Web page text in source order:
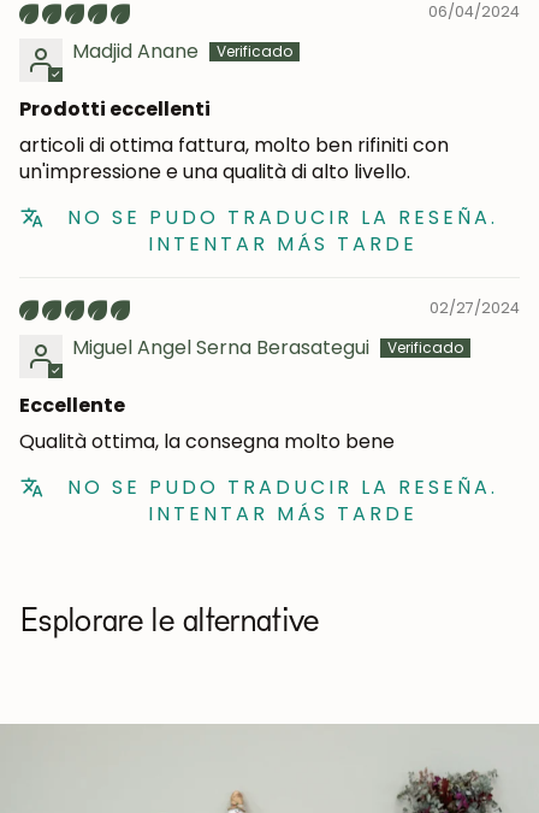
06/04/2024
Madjid Anane
Prodotti eccellenti
articoli di ottima fattura, molto ben rifiniti con
un'impressione e una qualità di alto livello.
NO SE PUDO TRADUCIR LA RESEÑA.
INTENTAR MÁS TARDE
02/27/2024
Miguel Angel Serna Berasategui
Eccellente
Qualità ottima, la consegna molto bene
NO SE PUDO TRADUCIR LA RESEÑA.
INTENTAR MÁS TARDE
Esplorare le alternative